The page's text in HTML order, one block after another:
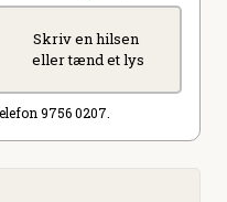
Skriv en hilsen
eller tænd et lys
9756 0207.